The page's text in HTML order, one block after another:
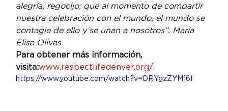
alegría, regocijo; que al momento de compartir
nuestra celebración con el mundo, el mundo se
contagie de ello y se unan a nosotros”. María
Elisa Olivas
Para obtener más información,
visita:www.respectlifedenver.org/.
https://www.youtube.com/watch?v=DRYgzZYM16I